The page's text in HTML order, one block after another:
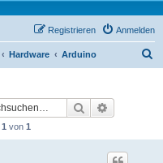
Anmelden
Registrieren
Hardware Arduino
Suche
1 von 1